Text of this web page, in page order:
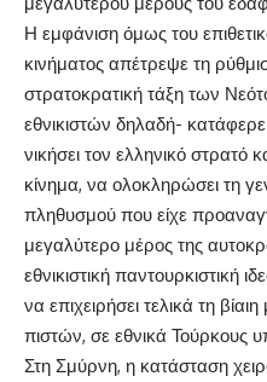
Η εμφάνιση όμως του
κινήματος απέτρεψε τη
στρατοκρατική τάξη των
εθνικιστών δηλαδή-
νικήσει τον ελληνικό στρατό
κίνημα, να ολοκληρώσει τη
πληθυσμού που είχε
μεγαλύτερο μέρος της
εθνικιστική παντουρκιστική
να επιχειρήσει τελικά τη
πιστών, σε εθνικά Τούρκους
Στη Σμύρνη, η κατάσταση